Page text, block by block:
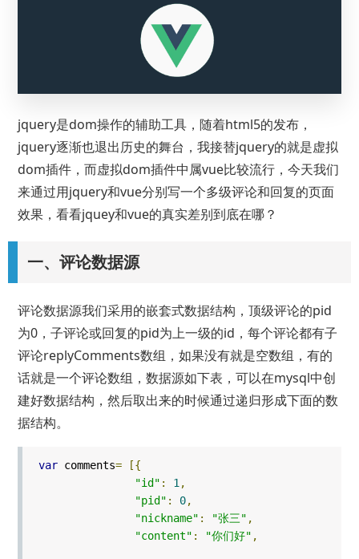
jquery是dom操作的辅助工具，随着html5的发布，
jquery逐渐也退出历史的舞台，我接替jquery的就是虚拟
dom插件，而虚拟dom插件中属vue比较流行，今天我们
来通过用jquery和vue分别写一个多级评论和回复的页面
效果，看看jquey和vue的真实差别到底在哪？
一、评论数据源
评论数据源我们采用的嵌套式数据结构，顶级评论的pid
为0，子评论或回复的pid为上一级的id，每个评论都有子
评论replyComments数组，如果没有就是空数组，有的
话就是一个评论数组，数据源如下表，可以在mysql中创
建好数据结构，然后取出来的时候通过递归形成下面的数
据结构。
varcomments=
[{
"id" : 1 ,
"pid" : 0,
"nickname" : "张三" ,
"content" : "你们好" ,